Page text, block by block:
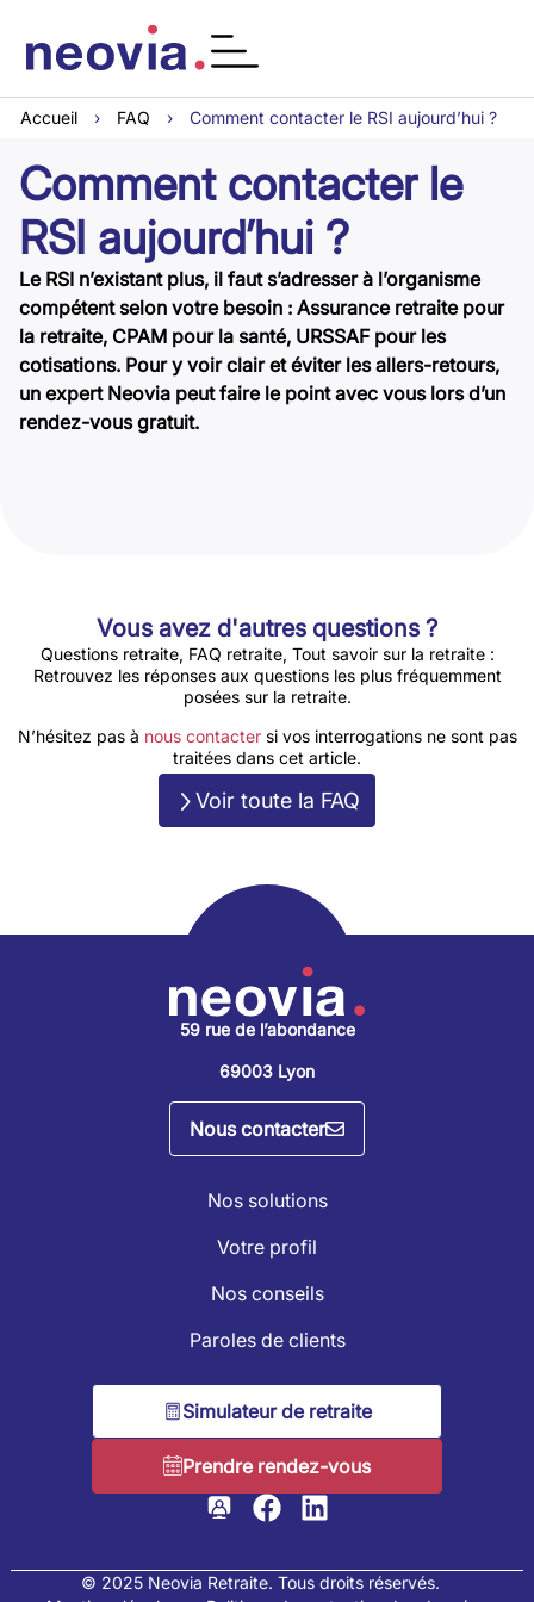
Accueil › FAQ › Comment contacter le RSI aujourd’hui ?
Comment contacter le
RSI aujourd’hui ?
Le RSI n’existant plus, il faut s’adresser à l’organisme
compétent selon votre besoin : Assurance retraite pour
la retraite, CPAM pour la santé, URSSAF pour les
cotisations. Pour y voir clair et éviter les allers-retours,
un expert Neovia peut faire le point avec vous lors d’un
rendez-vous gratuit.
Vous avez d'autres questions ?
Questions retraite, FAQ retraite, Tout savoir sur la retraite :
Retrouvez les réponses aux questions les plus fréquemment
posées sur la retraite.
N’hésitez pas à nous contactersi vos interrogations ne sont pas
traitées dans cet article.
Voir toute la FAQ
59 rue de l’abondance
69003 Lyon
Nous contacter
Nos solutions
Votre profil
Nos conseils
Paroles de clients
Simulateur de retraite
Prendre rendez-vous
© 2025 Neovia Retraite. Tous droits réservés.